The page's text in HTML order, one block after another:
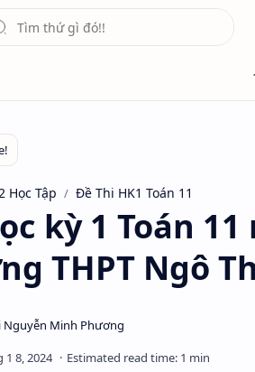
Học Tập Đề Thi HK1 Toán 11
kỳ 1 Toán 11
THPT Ngô